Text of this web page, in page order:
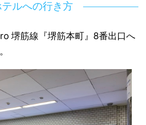
テルへの行き方
堺筋線『堺筋本町』8番出口へ